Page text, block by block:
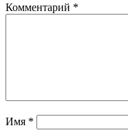
Комментарий *
Имя *